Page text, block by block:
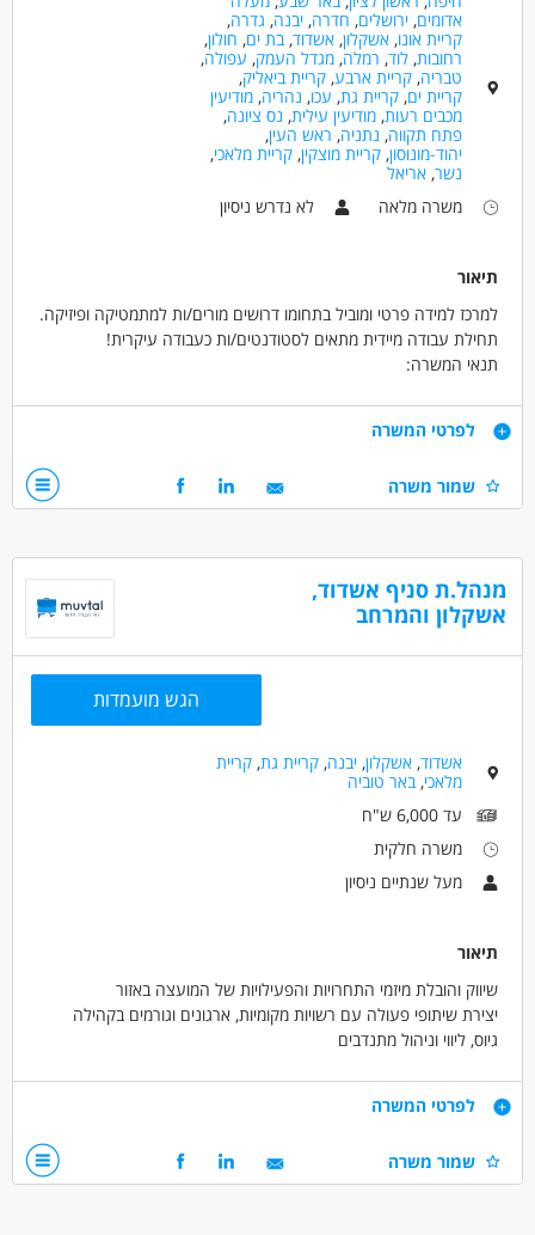
חינוך, הוראה והדרכה - מורה פרטי/ת
מאפייני משרה
עד שנה ניסיון
עבודה בשעות גמישות
מתאים כעבודה שניה
עבודה עם שעות נוספות
עבודה מיידית
סטודנטים
אדומים,ירושלים,חדרה,יבנה, גדרה,
קריית אונו,אשקלון,אשדוד,בת ים, חולון,
רחובות,לוד, רמלה,מגדל העמק, עפולה,
טבריה,קריית ארבע,קריית ביאליק,
קריית ים,קריית גת, עכו, נהריה,מודיעין
מכבים רעות,מודיעין עילית, נס ציונה,
פתח תקווה, נתניה,ראש העין,
יהוד-מונוסון,קריית מוצקין,קריית מלאכי,
נשר,אריאל
משרה מלאה
לא נדרש ניסיון
תיאור
למרכז למידה פרטי ומוביל בתחומו דרושים מורים/ות למתמטיקה ופיזיקה.
תחילת עבודה מיידית מתאים לסטודנטים/ות כעבודה עיקרית!
תנאי המשרה:
- שעות העבודה 14:00-21:00
- 3 פעמים בשבוע לפחות, אפשר יותר
- הכשרה ותמיכה תינתן לאורך כל תקופת ההעסקה יחד עם צוות מדהים
- תנאים סוציאליים מלאים
דרישות
- ניסיון בהוראה פרטית- יתרון
- תחילת עבודה מיידית
המשרה מיועדת לנשים וגברים כאחד.
חינוך, הוראה והדרכה - מורה פרטי/ת
מאפייני משרה
לא נדרש ניסיון
עבודה ללא ניסיון
לפרטי המשרה
שמור משרה
מנהל.ת סניף אשדוד,
אשקלון והמרחב
הגש מועמדות
אשדוד,אשקלון,יבנה,קריית גת,קריית
מלאכי,באר טוביה
עד 6,000 ש"ח
משרה חלקית
מעל שנתיים ניסיון
תיאור
שיווק והובלת מיזמי התחרויות והפעילויות של המועצה באזור
יצירת שיתופי פעולה עם רשויות מקומיות, ארגונים וגורמים בקהילה
גיוס, ליווי וניהול מתנדבים
פיתוח וקידום פעילות המועצה במרחב האזורי
דרישות
יכולת עבודה עצמאית לצד עבודה בצוות
לפרטי המשרה
שמור משרה